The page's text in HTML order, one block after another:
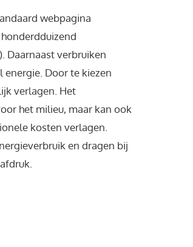
webpagina
). Daarnaast verbruiken
Door te kiezen
verlagen. Het
het milieu, maar kan ook
kosten verlagen.
en dragen bij